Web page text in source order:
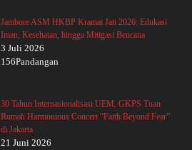
Jambore ASM HKBP Kramat Jati 2026: Edukasi
Iman, Kesehatan, hingga Mitigasi Bencana
3 Juli 2026
156Pandangan
30 Tahun Internasionalisasi UEM, GKPS Tuan
Rumah Harmonious Concert “Faith Beyond Fear”
di Jakarta
21 Juni 2026